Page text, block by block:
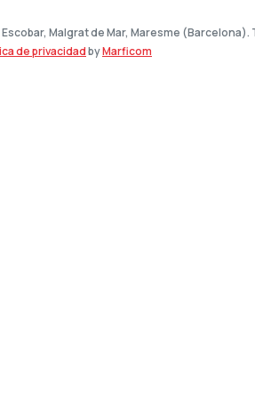
Malgrat de Mar, Maresme
de privacidadbyMarficom